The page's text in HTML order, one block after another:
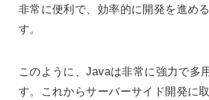
非常に便利で、効率的に開発を進め
す。
このように、Javaは非常に強力で多
す。これからサーバーサイド開発に